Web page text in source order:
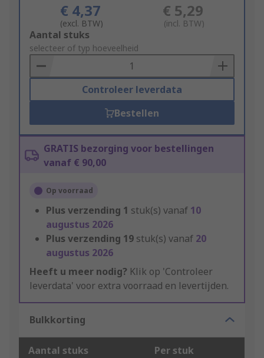
€ 4,37
(excl. BTW)
€ 5,29
(incl. BTW)
Add
to
Basket
Aantal stuks
selecteer of typ hoeveelheid
Controleer leverdata
Bestellen
GRATIS bezorging voor bestellingen
vanaf € 90,00
Op voorraad
Plus verzending 1 stuk(s) vanaf 10
augustus 2026
Plus verzending 19 stuk(s) vanaf 20
augustus 2026
Heeft u meer nodig? Klik op 'Controleer
leverdata' voor extra voorraad en levertijden.
Bulkkorting
Aantal stuks Per stuk